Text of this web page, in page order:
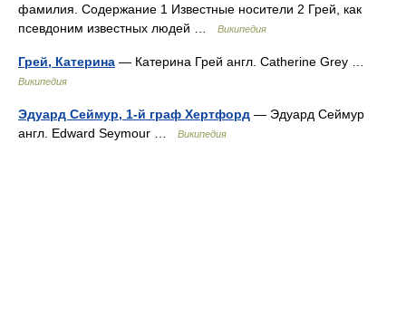
фамилия. Содержание 1 Известные носители 2 Грей, как
псевдоним известных людей …
Википедия
Грей, Катерина — Катерина Грей англ. Catherine Grey …
Википедия
Эдуард Сеймур, 1-й граф Хертфорд — Эдуард Сеймур
англ. Edward Seymour …
Википедия